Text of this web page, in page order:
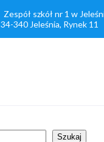
Zespół szkół nr 1 w
34-340 Jeleśnia, Rynek 11
Szukaj